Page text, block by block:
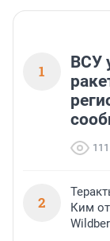
1
ВСУ
2
Ким